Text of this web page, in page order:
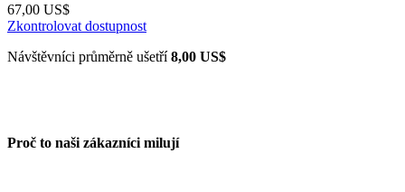
67,00 US$
Zkontrolovat dostupnost
Návštěvníci průměrně ušetří8,00 US$
Proč to naši zákazníci milují